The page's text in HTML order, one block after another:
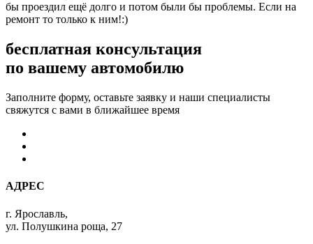
бы проездил ещё долго и потом были бы проблемы. Если на
ремонт то только к ним!:)
бесплатная консультация
по вашему автомобилю
Заполните форму, оставьте заявку и наши специалисты
свяжутся с вами в ближайшее время
АДРЕС
г. Ярославль,
ул. Полушкина роща, 27